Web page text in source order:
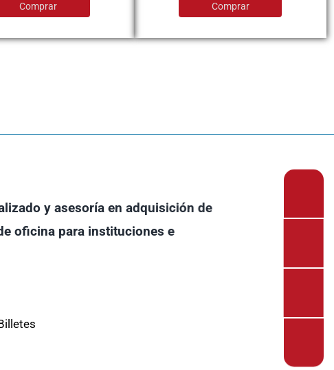
Comprar Comprar
y asesoría en adquisición de
oficina para instituciones e